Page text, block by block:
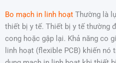
Bo mạch in linh hoạt Thường là
thiết bị y tế. Thiết bị y tế thường
cong hoặc gập lại. Khả năng co
linh hoạt (flexible PCB) khiến